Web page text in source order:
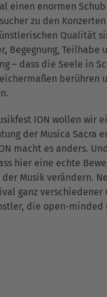
einen enormen
zu den
Qualität
Begegnung, Teilhabe
– dass die Seele in
berühren
ION wollen wir
der Musica Sacra
macht es anders.
hier eine echte
Musik verändern.
ganz verschiedener
die open-minded